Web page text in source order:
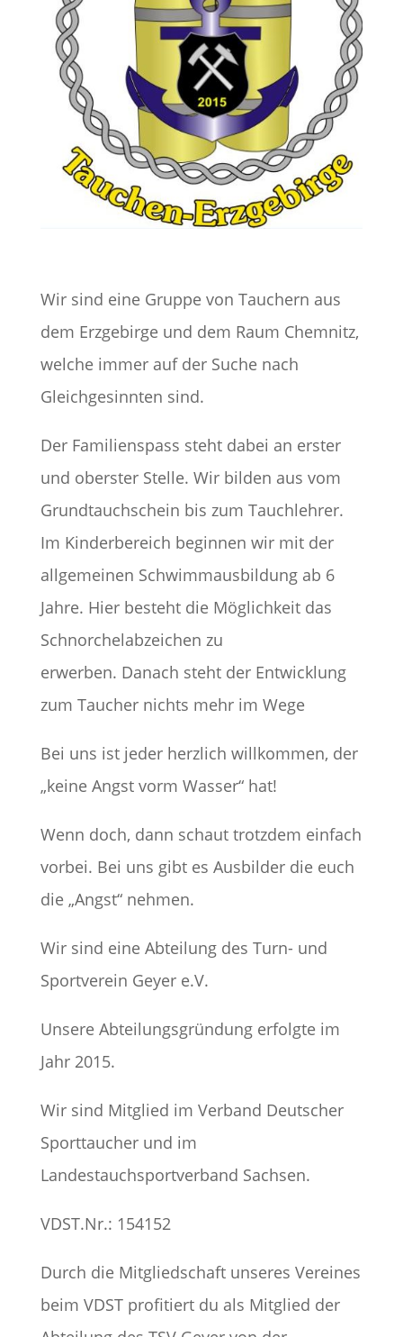
Wir sind eine Gruppe von Tauchern aus
dem Erzgebirge und dem Raum Chemnitz,
welche immer auf der Suche nach
Gleichgesinnten sind.
Der Familienspass steht dabei an erster
und oberster Stelle. Wir bilden aus vom
Grundtauchschein bis zum Tauchlehrer.
Im Kinderbereich beginnen wir mit der
allgemeinen Schwimmausbildung ab 6
Jahre. Hier besteht die Möglichkeit das
Schnorchelabzeichen zu
erwerben. Danach steht der Entwicklung
zum Taucher nichts mehr im Wege
Bei uns ist jeder herzlich willkommen, der
„keine Angst vorm Wasser“ hat!
Wenn doch, dann schaut trotzdem einfach
vorbei. Bei uns gibt es Ausbilder die euch
die „Angst“ nehmen.
Wir sind eine Abteilung des Turn- und
Sportverein Geyer e.V.
Unsere Abteilungsgründung erfolgte im
Jahr 2015.
Wir sind Mitglied im Verband Deutscher
Sporttaucher und im
Landestauchsportverband Sachsen.
VDST.Nr.: 154152
Durch die Mitgliedschaft unseres Vereines
beim VDST profitiert du als Mitglied der